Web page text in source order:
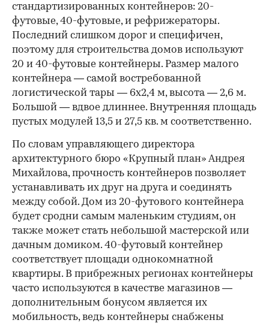
стандартизированных контейнеров: 20-
футовые, 40-футовые, и рефрижераторы.
Последний слишком дорог и специфичен,
поэтому для строительства домов используют
20 и 40-футовые контейнеры. Размер малого
контейнера — самой востребованной
логистической тары — 6х2,4 м, высота — 2,6 м.
Большой — вдвое длиннее. Внутренняя площадь
пустых модулей 13,5 и 27,5 кв. м соответственно.
По словам управляющего директора
архитектурного бюро «Крупный план» Андрея
Михайлова, прочность контейнеров позволяет
устанавливать их друг на друга и соединять
между собой. Дом из 20-футового контейнера
будет сродни самым маленьким студиям, он
также может стать небольшой мастерской или
дачным домиком. 40-футовый контейнер
соответствует площади однокомнатной
квартиры. В прибрежных регионах контейнеры
часто используются в качестве магазинов —
дополнительным бонусом является их
мобильность, ведь контейнеры снабжены